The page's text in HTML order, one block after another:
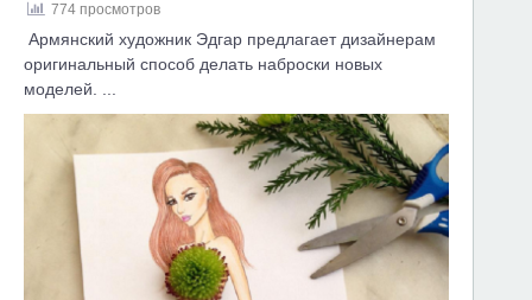
774 просмотров
Армянский художник Эдгар предлагает дизайнерам
оригинальный способ делать наброски новых
моделей. ...